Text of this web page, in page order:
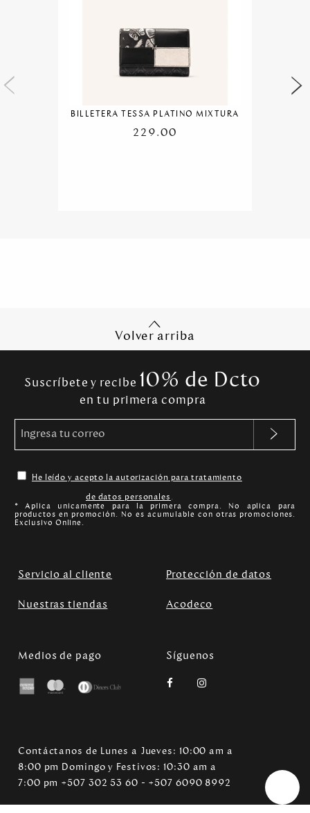
BILLETERA TESSA PLATINO MIXTURA
229.00
Volver arriba
Suscríbete y recibe 10% de Dcto
en tu primera compra
He leído y acepto la autorización para tratamiento
de datos personales.
* Aplica unicamente para la primera compra. No aplica para
productos en promoción. No es acumulable con otras promociones.
Exclusivo Online.
Servicio al cliente Protección de datos
Nuestras tiendas Acodeco
Medios de pago Síguenos
Contáctanos de Lunes a Jueves: 10:00 am a
8:00 pm Domingo y Festivos: 10:30 am a
7:00 pm +507 302 53 60 - +507 6090 8992